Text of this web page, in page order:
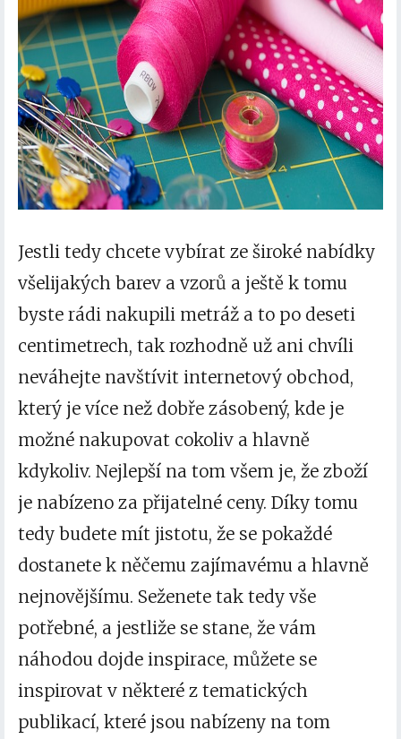
Jestli tedy chcete vybírat ze široké nabídky
všelijakých barev a vzorů a ještě k tomu
byste rádi nakupili metráž a to po deseti
centimetrech, tak rozhodně už ani chvíli
neváhejte navštívit internetový obchod,
který je více než dobře zásobený, kde je
možné nakupovat cokoliv a hlavně
kdykoliv. Nejlepší na tom všem je, že zboží
je nabízeno za přijatelné ceny. Díky tomu
tedy budete mít jistotu, že se pokaždé
dostanete k něčemu zajímavému a hlavně
nejnovějšímu. Seženete tak tedy vše
potřebné, a jestliže se stane, že vám
náhodou dojde inspirace, můžete se
inspirovat v některé z tematických
publikací, které jsou nabízeny na tom